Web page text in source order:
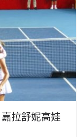
拉舒妮高娃